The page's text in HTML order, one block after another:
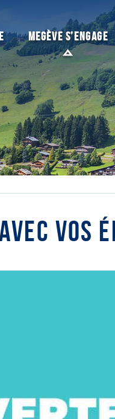
MEGÈVE S’ENGAGE
VOS